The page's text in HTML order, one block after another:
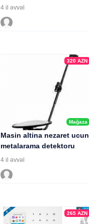
4 il əvvəl
Mağaza
320 AZN
Masin altina nezaret ucun
metalarama detektoru
4 il əvvəl
265 AZN